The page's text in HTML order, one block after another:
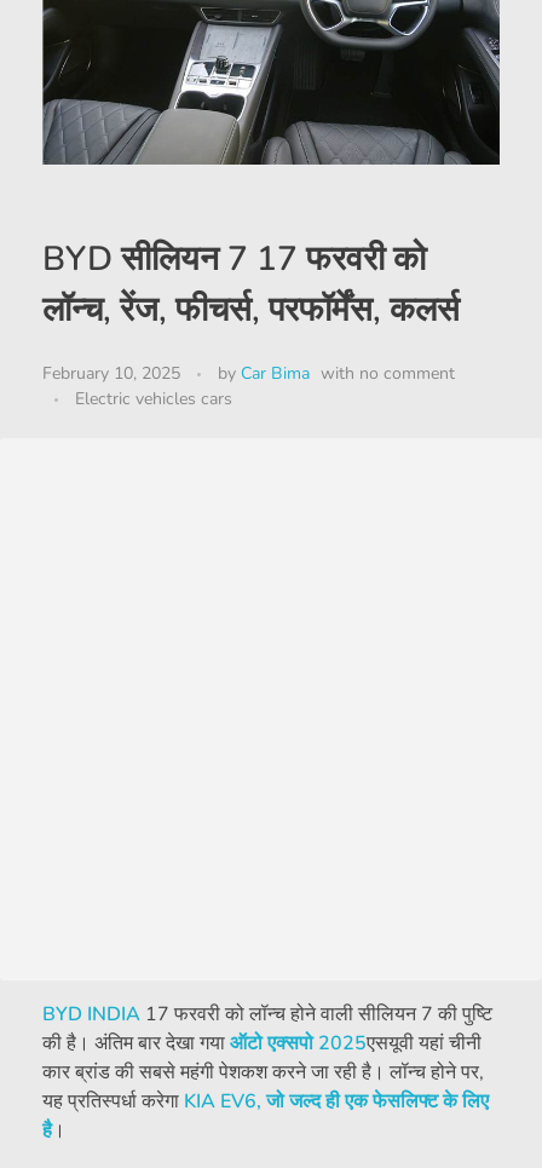
BYD सीलियन 7 17 फरवरी को
लॉन्च, रेंज, फीचर्स, परफॉर्मेंस, कलर्स
February 10, 2025 by Car Bima with no comment
Electric vehicles cars
BYD INDIA 17 फरवरी को लॉन्च होने वाली सीलियन 7 की पुष्टि
की है। अंतिम बार देखा गयाऑटो एक्सपो 2025एसयूवी यहां चीनी
कार ब्रांड की सबसे महंगी पेशकश करने जा रही है। लॉन्च होने पर,
यह प्रतिस्पर्धा करेगा KIA EV6, जो जल्द ही एक फेसलिफ्ट के लिए
है।